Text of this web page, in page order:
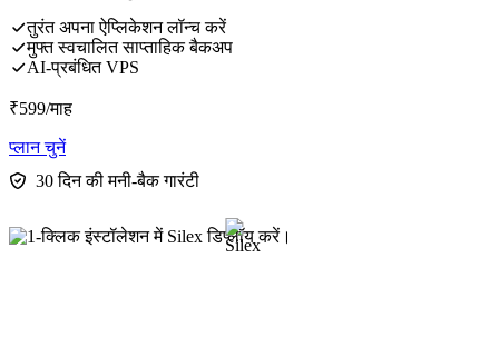
तुरंत अपना ऐप्लिकेशन लॉन्च करें
मुफ्त स्वचालित साप्ताहिक बैकअप
AI-प्रबंधित VPS
₹599/माह
प्लान चुनें
30 दिन की मनी-बैक गारंटी